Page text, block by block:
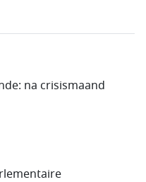
na crisismaand